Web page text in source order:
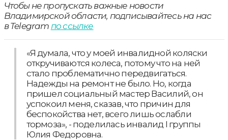
Чтобы не пропускать важные новости
Владимирской области, подписывайтесь на нас
в Telegram по ссылке
«Я думала, что у моей инвалидной коляски
откручиваются колеса, потому что на ней
стало проблематично передвигаться.
Надежды на ремонт не было. Но, когда
пришел социальный мастер Василий, он
успокоил меня, сказав, что причин для
беспокойства нет, всего лишь ослабли
тормоза», - поделилась инвалид I группы
Юлия Федоровна.